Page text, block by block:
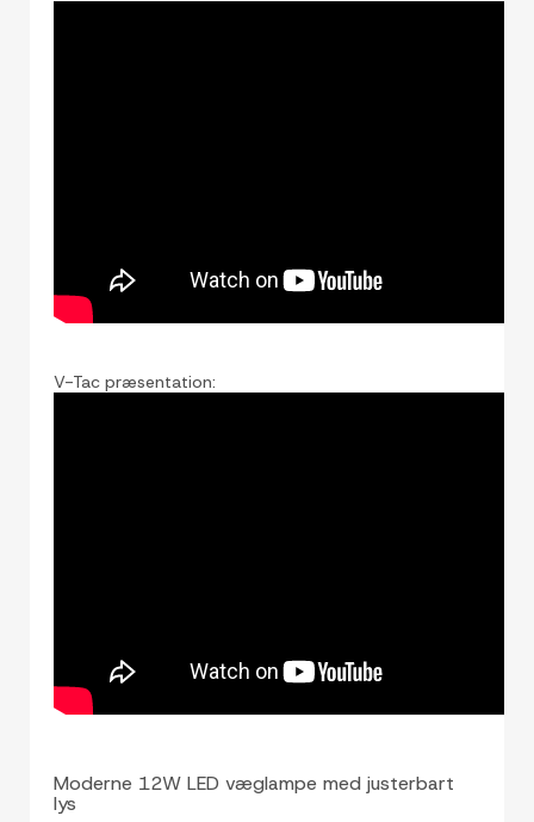
V-Tac præsentation:
Moderne 12W LED væglampe med justerbart
lys